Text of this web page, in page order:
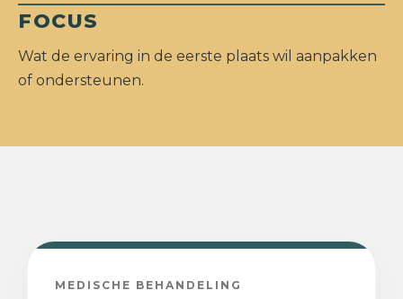
FOCUS
Wat de ervaring in de eerste plaats wil aanpakken
of ondersteunen.
MEDISCHE BEHANDELING